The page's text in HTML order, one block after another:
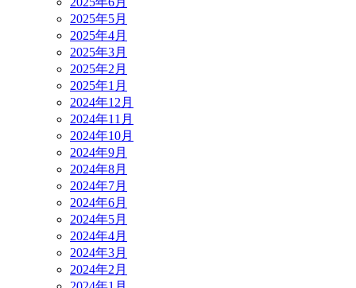
2025年5月
2025年4月
2025年3月
2025年2月
2025年1月
2024年12月
2024年11月
2024年10月
2024年9月
2024年8月
2024年7月
2024年6月
2024年5月
2024年4月
2024年3月
2024年2月